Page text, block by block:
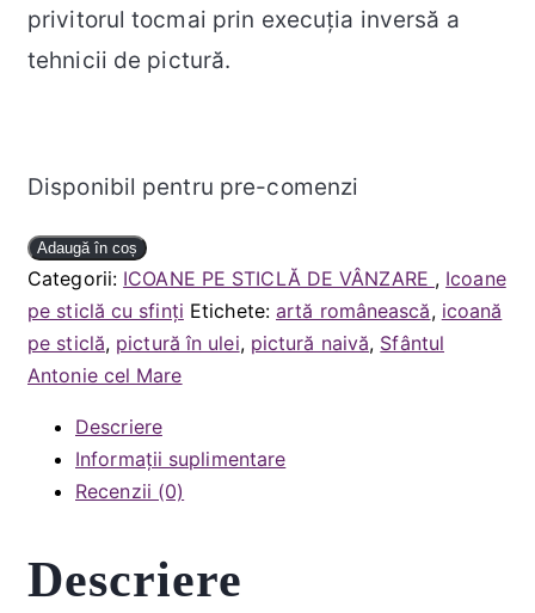
privitorul tocmai prin execuția inversă a
tehnicii de pictură.
Disponibil pentru pre-comenzi
Cantitate
Sfântul
Antonie
cel
Mare
Adaugă în coș
Categorii: ICOANE PE STICLĂ DE VÂNZARE , Icoane
pe sticlă cu sfinți Etichete:artă românească, icoană
pe sticlă, pictură în ulei, pictură naivă, Sfântul
Antonie cel Mare
Descriere
Informații suplimentare
Recenzii (0)
Descriere